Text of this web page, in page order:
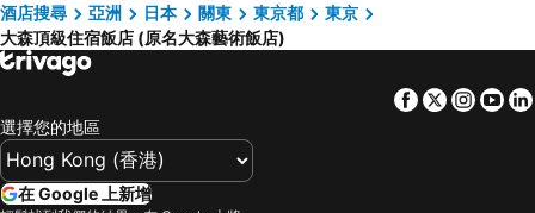
酒店搜尋
亞洲 日本 關東 東京都
東京
大森頂級住宿飯店 (原名大森藝術飯店)
Facebook
Twitter
選擇您的地區
在 Google 上新增